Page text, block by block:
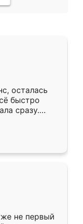
осталась
быстро
сразу.
к
Собрали
даже
не первый